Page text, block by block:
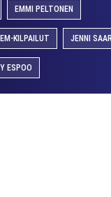
EMMI PELTONEN
KILPAILUT JENNI
ESPOO